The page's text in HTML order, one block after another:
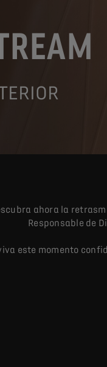
ahora la
Responsable de
este momento